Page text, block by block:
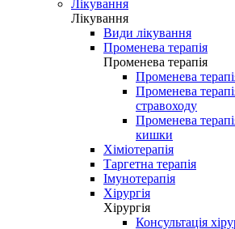
Лікування
Лікування
Види лікування
Променева терапія
Променева терапія
Променева
Променева
стравоходу
Променева
кишки
Хіміотерапія
Таргетна терапія
Імунотерапія
Хірургія
Хірургія
Консультація